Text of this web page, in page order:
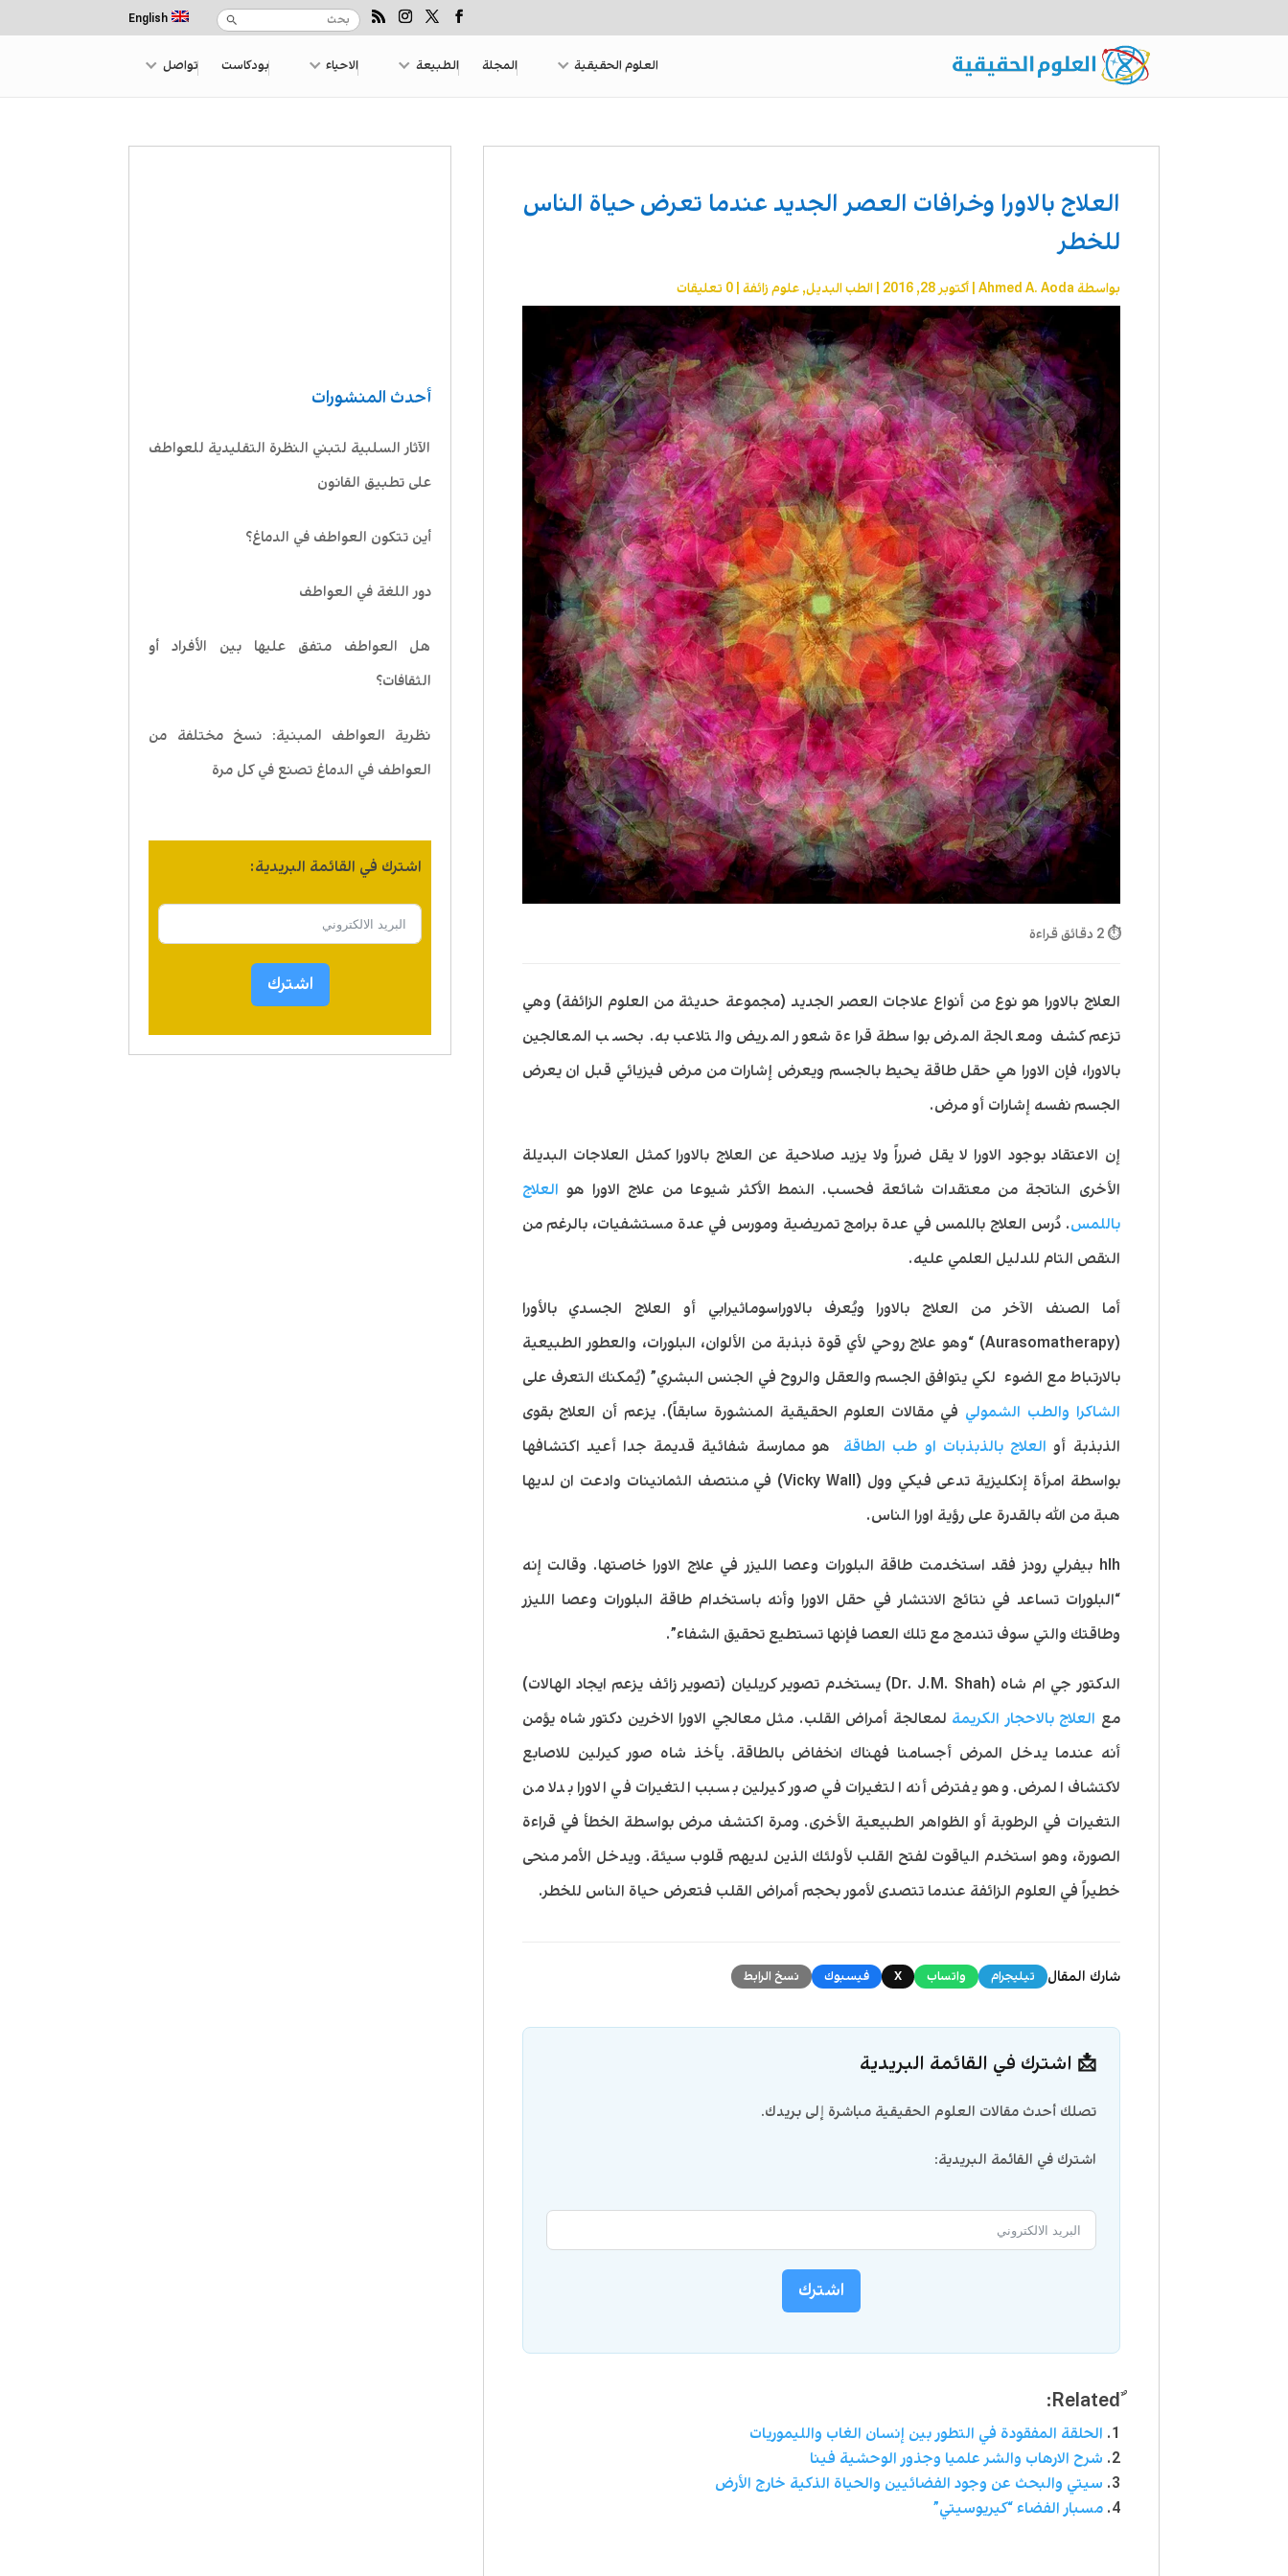
English
العلوم الحقيقية المجلة الطبيعة الاحياء بودكاست تواصل
أحدث المنشورات
الآثار السلبية لتبني النظرة التقليدية للعواطف
على تطبيق القانون
أين تتكون العواطف في الدماغ؟
دور اللغة في العواطف
هل العواطف متفق عليها بين الأفراد أو
الثقافات؟
نظرية العواطف المبنية: نسخ مختلفة من
العواطف في الدماغ تصنع في كل مرة
اشترك في القائمة البريدية:
اشترك
العلاج بالاورا وخرافات العصر الجديد عندما تعرض حياة الناس
للخطر
بواسطة Ahmed A. Aoda
|أكتوبر 28, 2016 |الطب البديل,علوم زائفة |0 تعليقات
⏱ 2 دقائق قراءة
العلاج بالاورا هو نوع من أنواع علاجات العصر الجديد (مجموعة حديثة من العلوم الزائفة) وهي
تزعم كشف ومعالجة المرض بواسطة قراءة شعور المريض والتلاعب به. بحسب المعالجين
بالاورا، فإن الاورا هي حقل طاقة يحيط بالجسم ويعرض إشارات من مرض فيزيائي قبل ان يعرض
الجسم نفسه إشارات أو مرض.
إن الاعتقاد بوجود الاورا لا يقل ضرراً ولا يزيد صلاحية عن العلاج بالاورا كمثل العلاجات البديلة
الأخرى الناتجة من معتقدات شائعة فحسب. النمط الأكثر شيوعا من علاج الاورا هو العلاج
باللمس. دُرس العلاج باللمس في عدة برامج تمريضية ومورس في عدة مستشفيات، بالرغم من
النقص التام للدليل العلمي عليه.
أما الصنف الآخر من العلاج بالاورا ويُعرف بالاوراسوماثيرابي أو العلاج الجسدي بالأورا
(Aurasomatherapy) “وهو علاج روحي لأي قوة ذبذبة من الألوان، البلورات، والعطور الطبيعية
بالارتباط مع الضوء لكي يتوافق الجسم والعقل والروح في الجنس البشري” (يُمكنك التعرف على
الشاكرا والطب الشمولي في مقالات العلوم الحقيقية المنشورة سابقاً). يزعم أن العلاج بقوى
الذبذبة أو العلاج بالذبذبات او طب الطاقة هو ممارسة شفائية قديمة جدا أعيد اكتشافها
بواسطة امرأة إنكليزية تدعى فيكي وول (Vicky Wall) في منتصف الثمانينات وادعت ان لديها
هبة من الله بالقدرة على رؤية اورا الناس.
hlh بيفرلي رودز فقد استخدمت طاقة البلورات وعصا الليزر في علاج الاورا خاصتها. وقالت إنه
“البلورات تساعد في نتائج الانتشار في حقل الاورا وأنه باستخدام طاقة البلورات وعصا الليزر
وطاقتك والتي سوف تندمج مع تلك العصا فإنها تستطيع تحقيق الشفاء”.
الدكتور جي ام شاه (Dr. J.M. Shah) یستخدم تصویر كریلیان (تصویر زائف یزعم ایجاد الهالات)
مع العلاج بالاحجار الكريمة لمعالجة أمراض القلب. مثل معالجي الاورا الاخرين دكتور شاه يؤمن
أنه عندما يدخل المرض أجسامنا فهناك انخفاض بالطاقة. يأخذ شاه صور كيرلين للاصابع
لاكتشاف المرض. وهو يفترض أنه التغيرات في صور كيرلين بسبب التغيرات في الاورا بدلا من
التغيرات في الرطوبة أو الظواهر الطبيعية الأخرى. ومرة اكتشف مرض بواسطة الخطأ في قراءة
الصورة، وهو استخدم الياقوت لفتح القلب لأولئك الذين لديهم قلوب سيئة. ويدخل الأمر منحى
خطيراً في العلوم الزائفة عندما تتصدى لأمور بحجم أمراض القلب فتعرض حياة الناس للخطر.
شارك المقال تيليجرام واتساب X فيسبوك نسخ الرابط
📩 اشترك في القائمة البريدية
تصلك أحدث مقالات العلوم الحقيقية مباشرة إلى بريدك.
اشترك في القائمة البريدية:
اشترك
الحلقة المفقودة في التطور بين إنسان الغاب والليموريات
شرح الارهاب والشر علميا وجذور الوحشية فينا
سيتي والبحث عن وجود الفضائيين والحياة الذكية خارج الأرض
مسبار الفضاء “كيريوسيتي”